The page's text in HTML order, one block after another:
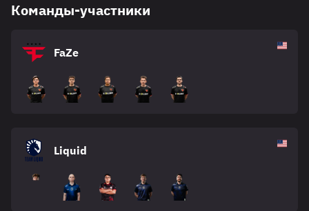
Команды-участники
FaZe
Liquid